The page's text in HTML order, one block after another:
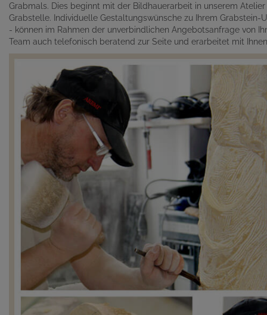
Grabmals. Dies beginnt mit der Bildhauerarbeit in unserem
Grabstelle. Individuelle Gestaltungswünsche zu Ihrem
- können im Rahmen der unverbindlichen Angebotsanfrage von
Team auch telefonisch beratend zur Seite und erarbeitet mit